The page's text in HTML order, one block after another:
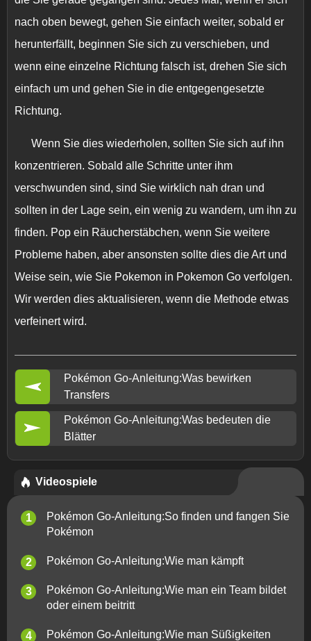
nach oben bewegt, gehen Sie einfach weiter, sobald er
herunterfällt, beginnen Sie sich zu verschieben, und
wenn eine einzelne Richtung falsch ist, drehen Sie sich
einfach um und gehen Sie in die entgegengesetzte
Richtung.
Wenn Sie dies wiederholen, sollten Sie sich auf ihn
konzentrieren. Sobald alle Schritte unter ihm
verschwunden sind, sind Sie wirklich nah dran und
sollten in der Lage sein, ein wenig zu wandern, um ihn zu
finden. Pop ein Räucherstäbchen, wenn Sie weitere
Probleme haben, aber ansonsten sollte dies die Art und
Weise sein, wie Sie Pokemon in Pokemon Go verfolgen.
Wir werden dies aktualisieren, wenn die Methode etwas
verfeinert wird.
Pokémon Go-Anleitung:Was bewirken
Transfers
Pokémon Go-Anleitung:Was bedeuten die
Blätter
Videospiele
Pokémon Go-Anleitung:So finden und fangen Sie
Pokémon
Pokémon Go-Anleitung:Wie man kämpft
Pokémon Go-Anleitung:Wie man ein Team bildet
oder einem beitritt
Pokémon Go-Anleitung:Wie man Süßigkeiten